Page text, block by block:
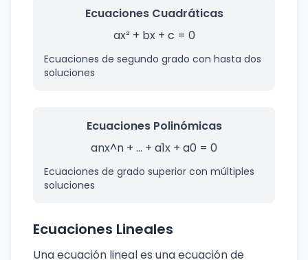
Ecuaciones Cuadráticas
ax² + bx + c = 0
Ecuaciones de segundo grado con hasta dos
soluciones
Ecuaciones Polinómicas
anx^n + ... + a1x + a0 = 0
Ecuaciones de grado superior con múltiples
soluciones
Ecuaciones Lineales
Una ecuación lineal es una ecuación de